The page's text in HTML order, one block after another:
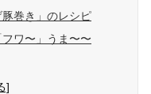
巻き」のレシピ
ワ〜」うま〜〜
]